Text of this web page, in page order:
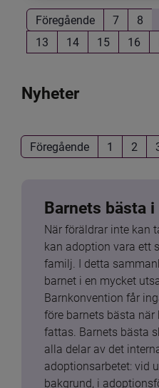
Föregående 7 8
13
14 15 16
Nyheter
Föregående 1 2
Barnets bästa
När föräldrar inte kan
kan adoption vara ett
familj. I detta
barnet i en mycket
Barnkonvention får
före barnets bästa
fattas. Barnets bästa
alla delar av det
adoptionsarbetet: vid
bakgrund, i